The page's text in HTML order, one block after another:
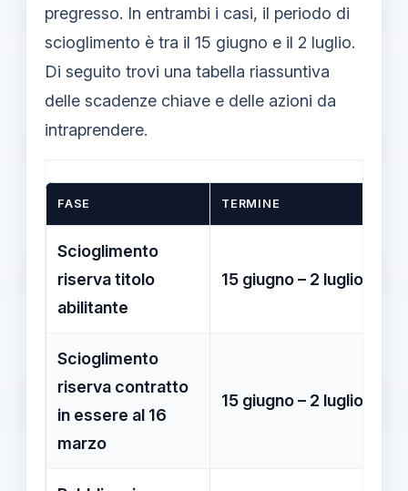
pregresso. In entrambi i casi, il periodo di
scioglimento è tra il 15 giugno e il 2 luglio.
Di seguito trovi una tabella riassuntiva
delle scadenze chiave e delle azioni da
intraprendere.
FASE TERMINE
Scioglimento
riserva titolo
abilitante
15 giugno – 2 luglio
Scioglimento
riserva contratto
in essere al 16
marzo
15 giugno – 2 luglio